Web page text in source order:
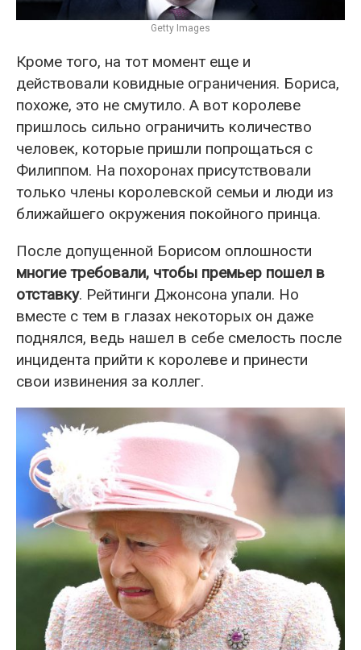
Getty Images
Кроме того, на тот момент еще и
действовали ковидные ограничения. Бориса,
похоже, это не смутило. А вот королеве
пришлось сильно ограничить количество
человек, которые пришли попрощаться с
Филиппом. На похоронах присутствовали
только члены королевской семьи и люди из
ближайшего окружения покойного принца.
После допущенной Борисом оплошности
многие требовали, чтобы премьер пошел в
отставку. Рейтинги Джонсона упали. Но
вместе с тем в глазах некоторых он даже
поднялся, ведь нашел в себе смелость после
инцидента прийти к королеве и принести
свои извинения за коллег.